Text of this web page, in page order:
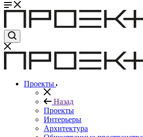
Проекты
Назад
Проекты
Интерьеры
Архитектура